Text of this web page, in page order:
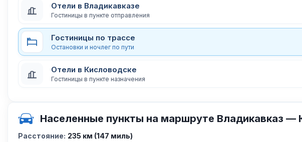
Отели в Владикавказе
Гостиницы в пункте отправления
Гостиницы по трассе
Остановки и ночлег по пути
Отели в Кисловодске
Гостиницы в пункте назначения
Населенные пункты на маршруте Владикавказ —
Расстояние: 235 км (147 миль)